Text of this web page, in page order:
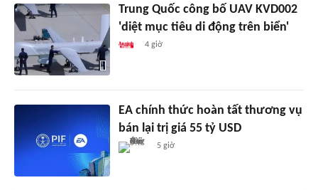
Trung Quốc công bố UAV KVD002
'diệt mục tiêu di động trên biển'
4 giờ
EA chính thức hoàn tất thương vụ
bán lại trị giá 55 tỷ USD
5 giờ